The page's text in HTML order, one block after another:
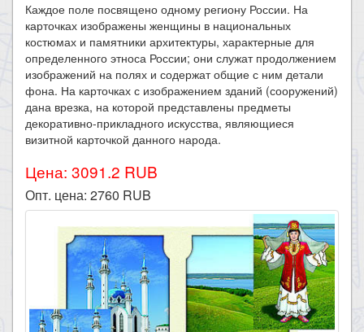
Каждое поле посвящено одному региону России. На
карточках изображены женщины в национальных
костюмах и памятники архитектуры, характерные для
определенного этноса России; они служат продолжением
изображений на полях и содержат общие с ним детали
фона. На карточках с изображением зданий (сооружений)
дана врезка, на которой представлены предметы
декоративно-прикладного искусства, являющиеся
визитной карточкой данного народа.
Цена: 3091.2 RUB
Опт. цена: 2760 RUB